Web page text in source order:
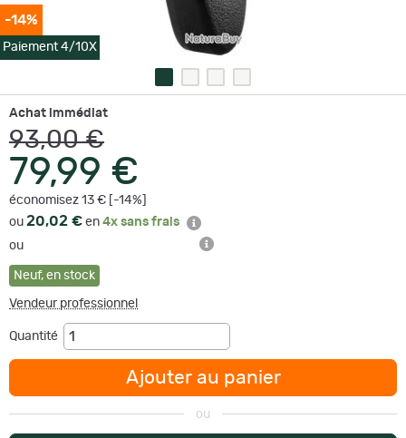
-14%
Paiement 4/10X
Achat immédiat
93,00 €
79,99 €
économisez 13 € [-14%]
ou 20,02 € en 4x sans frais
ou
Neuf, en stock
Vendeur professionnel
Quantité
Ajouter au panier
ou